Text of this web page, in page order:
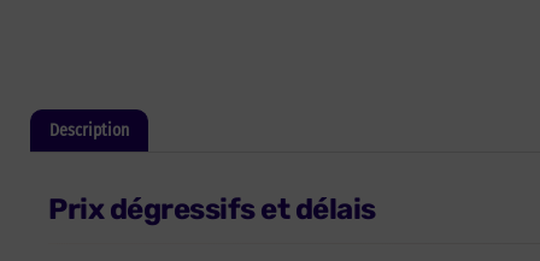
Description
Prix dégressifs et délais